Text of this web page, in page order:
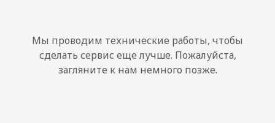
Мы проводим технические работы, чтобы
сделать сервис еще лучше. Пожалуйста,
загляните к нам немного позже.